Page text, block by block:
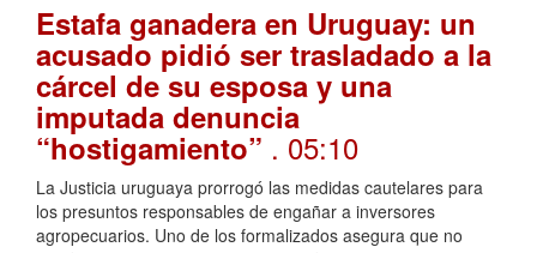
Estafa ganadera en Uruguay: un
acusado pidió ser trasladado a la
cárcel de su esposa y una
imputada denuncia
“hostigamiento” . 05:10
La Justicia uruguaya prorrogó las medidas cautelares para
los presuntos responsables de engañar a inversores
agropecuarios. Uno de los formalizados asegura que no